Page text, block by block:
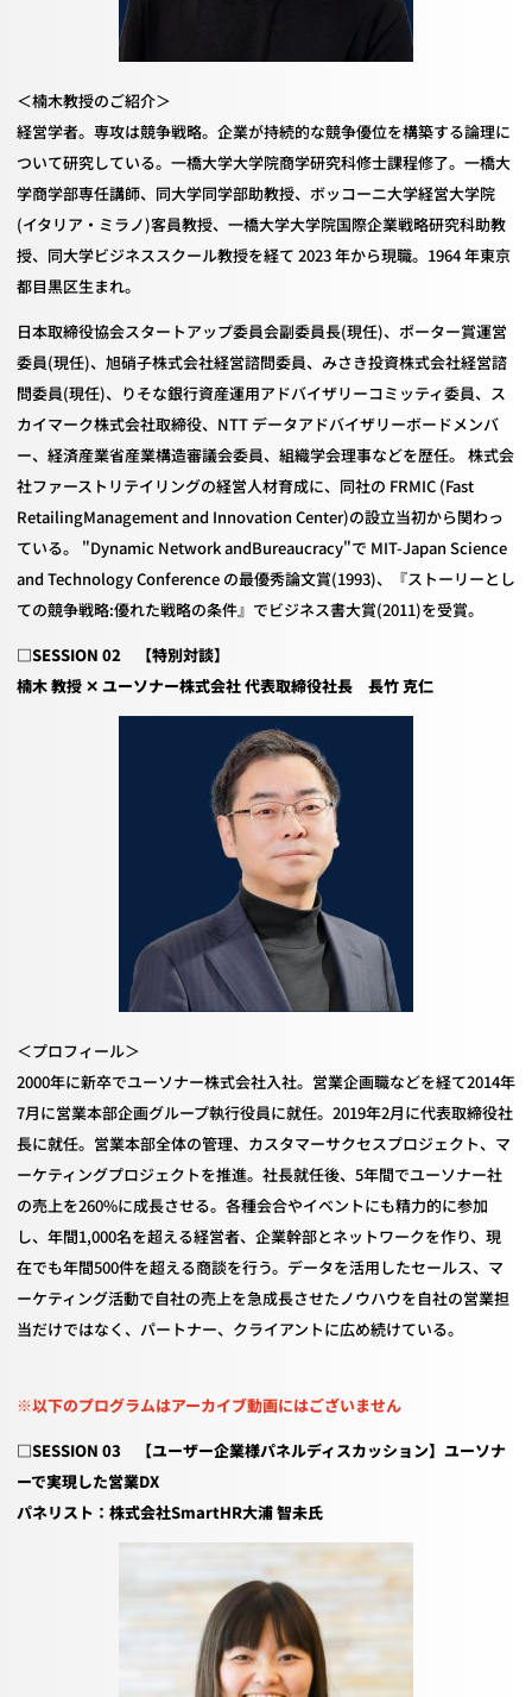
＜楠木教授のご紹介＞
経営学者。専攻は競争戦略。企業が持続的な競争優位を構築する論理に
ついて研究している。一橋大学大学院商学研究科修士課程修了。一橋大
学商学部専任講師、同大学同学部助教授、ボッコーニ大学経営大学院
(イタリア・ミラノ)客員教授、一橋大学大学院国際企業戦略研究科助教
授、同大学ビジネススクール教授を経て 2023年から現職。 1964年東京
都目黒区生まれ。
日本取締役協会スタートアップ委員会副委員長(現任)、ポーター賞運営
委員(現任)、旭硝子株式会社経営諮問委員、みさき投資株式会社経営諮
問委員(現任)、りそな銀行資産運用アドバイザリーコミッティ委員、ス
カイマーク株式会社取締役、 NTT データアドバイザリーボードメンバ
ー、経済産業省産業構造審議会委員、組織学会理事などを歴任。 株式会
社ファーストリテイリングの経営人材育成に、同社の FRMIC (Fast
RetailingManagement and Innovation Center)の設立当初から関わっ
ている。
"Dynamic Network andBureaucracy"で MIT-Japan Science
and Technology Conference の最優秀論文賞(1993)、『ストーリーとし
ての競争戦略:優れた戦略の条件』でビジネス書大賞(2011)を受賞。
□SESSION 02 【特別対談】
楠木 教授 ✕ ユーソナー株式会社 代表取締役社長 長竹 克仁
＜プロフィール＞
2000年に新卒でユーソナー株式会社入社。営業企画職などを経て2014年
7月に営業本部企画グループ執行役員に就任。 2019年2月に代表取締役社
長に就任。営業本部全体の管理、カスタマーサクセスプロジェクト、マ
ーケティングプロジェクトを推進。社長就任後、 5年間でユーソナー社
の売上を260%に成長させる。各種会合やイベントにも精力的に参加
し、年間1,000名を超える経営者、企業幹部とネットワークを作り、現
在でも年間500件を超える商談を行う。データを活用したセールス、マ
ーケティング活動で自社の売上を急成長させたノウハウを自社の営業担
当だけではなく、パートナー、クライアントに広め続けている。
※以下のプログラムはアーカイブ動画にはございません
□SESSION 03 【ユーザー企業様パネルディスカッション】ユーソナ
ーで実現した営業DX
パネリスト：株式会社SmartHR大浦 智未氏